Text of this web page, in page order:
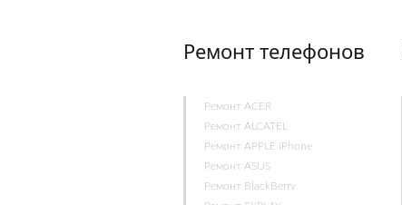
Ремонт телефонов
Ремонт ACER
Ремонт ALCATEL
Ремонт APPLE iPhone
Ремонт ASUS
Ремонт BlackBerry